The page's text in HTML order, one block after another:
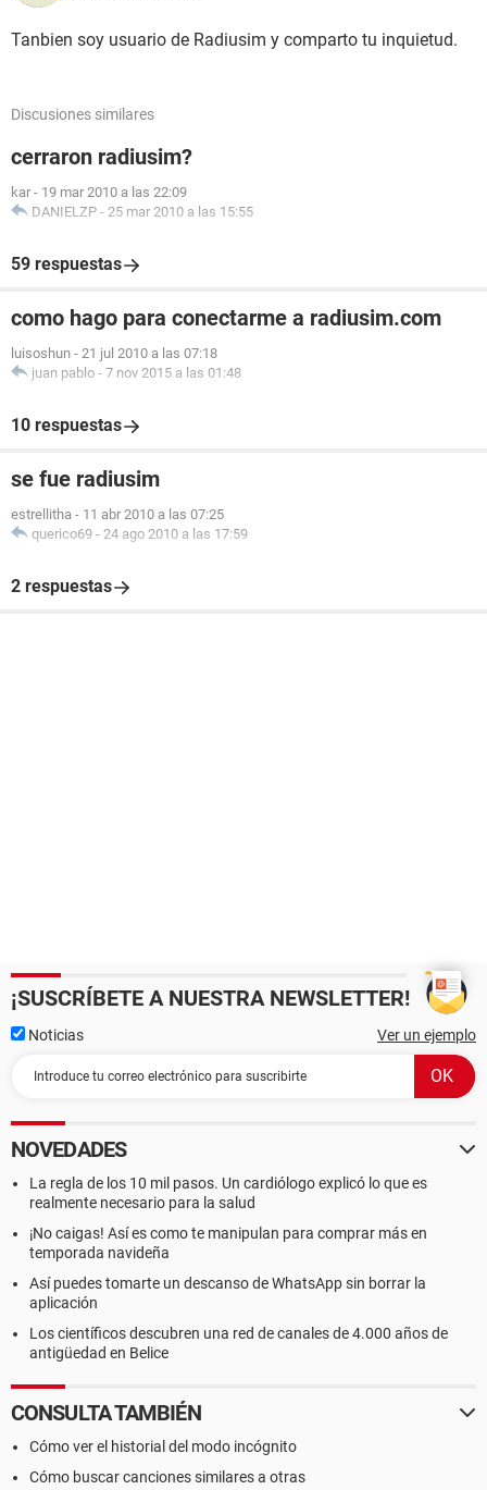
Tanbien soy usuario de Radiusim y comparto tu inquietud.
Discusiones similares
cerraron radiusim?
kar - 19 mar 2010 a las 22:09
DANIELZP - 25 mar 2010 a las 15:55
59 respuestas
como hago para conectarme a radiusim.com
luisoshun - 21 jul 2010 a las 07:18
juan pablo - 7 nov 2015 a las 01:48
10 respuestas
se fue radiusim
estrellitha - 11 abr 2010 a las 07:25
querico69 - 24 ago 2010 a las 17:59
2 respuestas
¡SUSCRÍBETE A NUESTRA NEWSLETTER!
Noticias Ver un ejemplo
NOVEDADES
La regla de los 10 mil pasos. Un cardiólogo explicó lo que es
realmente necesario para la salud
¡No caigas! Así es como te manipulan para comprar más en
temporada navideña
Así puedes tomarte un descanso de WhatsApp sin borrar la
aplicación
Los científicos descubren una red de canales de 4.000 años de
antigüedad en Belice
CONSULTA TAMBIÉN
Cómo ver el historial del modo incógnito
Cómo buscar canciones similares a otras